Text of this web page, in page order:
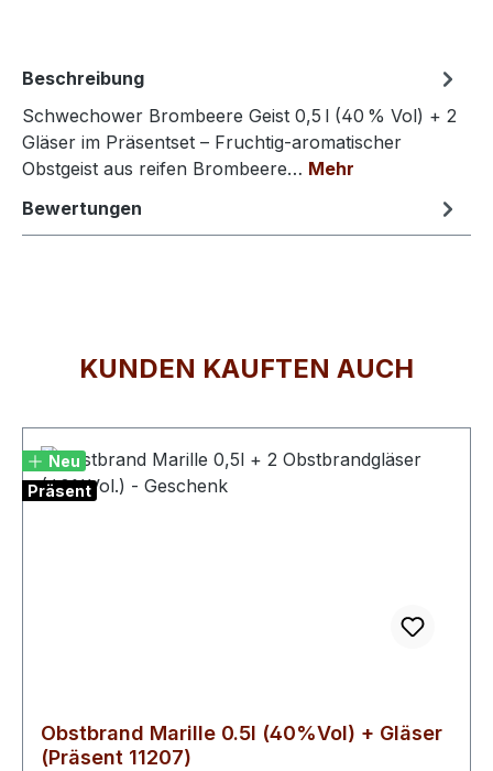
Beschreibung
Schwechower Brombeere Geist 0,5 l (40 % Vol) + 2
Gläser im Präsentset – Fruchtig‑aromatischer
Obstgeist aus reifen Brombeere… Mehr
Bewertungen
KUNDEN KAUFTEN AUCH
Neu
Präsent
Obstbrand Marille 0.5l (40%Vol) + Gläser
(Präsent 11207)